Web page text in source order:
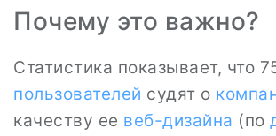
Почему это важно?
Статистика показывает, что
пользователей судят о
качеству ее веб-дизайна (по